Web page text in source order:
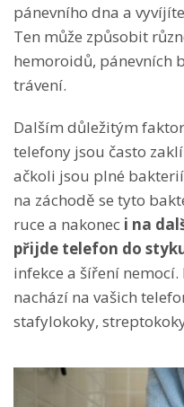
pánevního dna a
Ten může způsobit
hemoroidů, pánevních
trávení.
Dalším důležitým
telefony jsou často
ačkoli jsou plné
na záchodě se tyto
ruce a nakonec i na
přijde telefon do
infekce a šíření
nachází na vašich
stafylokoky,